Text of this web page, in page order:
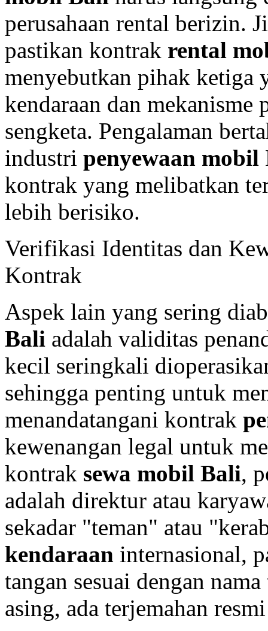
perusahaan rental berizin.
pastikan kontrak rental
menyebutkan pihak ketiga
kendaraan dan mekanisme
sengketa. Pengalaman
industri penyewaan mobil
kontrak yang melibatkan
lebih berisiko.
Verifikasi Identitas dan
Kontrak
Aspek lain yang sering
Bali adalah validitas
kecil seringkali
sehingga penting untuk
menandatangani kontrak
kewenangan legal untuk
kontrak sewa mobil Bali,
adalah direktur atau
sekadar "teman" atau
kendaraan internasional,
tangan sesuai dengan
asing, ada terjemahan